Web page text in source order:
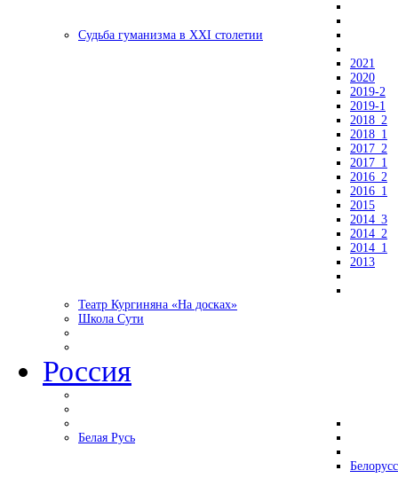
Судьба гуманизма в XXI столетии
2021
2020
2019-2
2019-1
2018_2
2018_1
2017_2
2017_1
2016_2
2016_1
2015
2014_3
2014_2
2014_1
2013
Театр Кургиняна «На досках»
Школа Сути
Россия
Белая Русь